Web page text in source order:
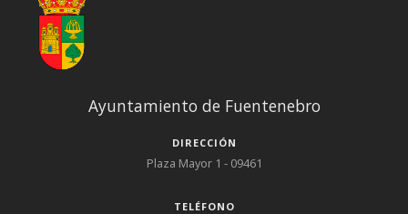
Ayuntamiento de Fuentenebro
DIRECCIÓN
Plaza Mayor 1 - 09461
TELÉFONO